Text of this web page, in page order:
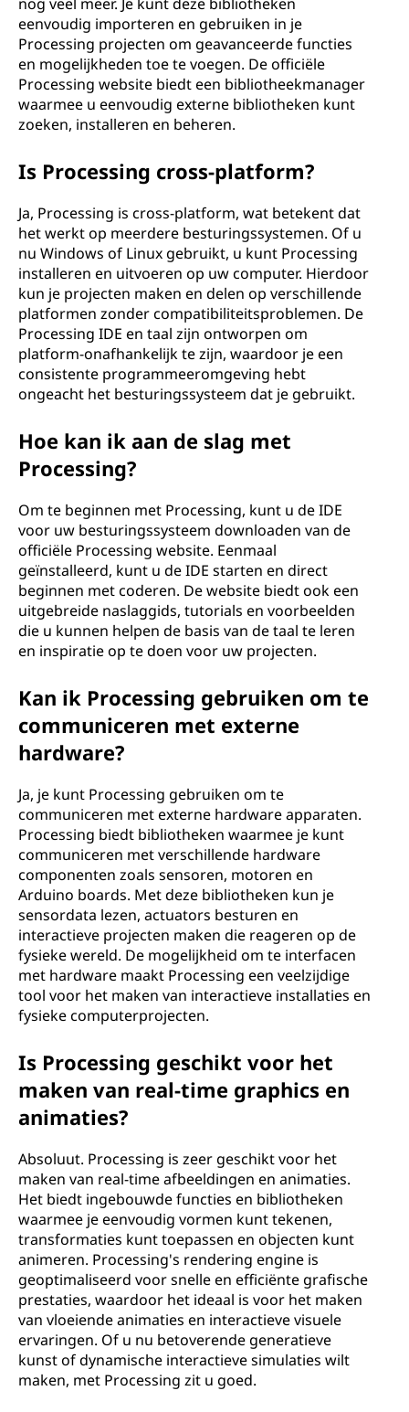
eenvoudig importeren en gebruiken in je
Processing projecten om geavanceerde functies
en mogelijkheden toe te voegen. De officiële
Processing website biedt een bibliotheekmanager
waarmee u eenvoudig externe bibliotheken kunt
zoeken, installeren en beheren.
Is Processing cross-platform?
Ja, Processing is cross-platform, wat betekent dat
het werkt op meerdere besturingssystemen. Of u
nu Windows of Linux gebruikt, u kunt Processing
installeren en uitvoeren op uw computer. Hierdoor
kun je projecten maken en delen op verschillende
platformen zonder compatibiliteitsproblemen. De
Processing IDE en taal zijn ontworpen om
platform-onafhankelijk te zijn, waardoor je een
consistente programmeeromgeving hebt
ongeacht het besturingssysteem dat je gebruikt.
Hoe kan ik aan de slag met
Processing?
Om te beginnen met Processing, kunt u de IDE
voor uw besturingssysteem downloaden van de
officiële Processing website. Eenmaal
geïnstalleerd, kunt u de IDE starten en direct
beginnen met coderen. De website biedt ook een
uitgebreide naslaggids, tutorials en voorbeelden
die u kunnen helpen de basis van de taal te leren
en inspiratie op te doen voor uw projecten.
Kan ik Processing gebruiken om te
communiceren met externe
hardware?
Ja, je kunt Processing gebruiken om te
communiceren met externe hardware apparaten.
Processing biedt bibliotheken waarmee je kunt
communiceren met verschillende hardware
componenten zoals sensoren, motoren en
Arduino boards. Met deze bibliotheken kun je
sensordata lezen, actuators besturen en
interactieve projecten maken die reageren op de
fysieke wereld. De mogelijkheid om te interfacen
met hardware maakt Processing een veelzijdige
tool voor het maken van interactieve installaties en
fysieke computerprojecten.
Is Processing geschikt voor het
maken van real-time graphics en
animaties?
Absoluut. Processing is zeer geschikt voor het
maken van real-time afbeeldingen en animaties.
Het biedt ingebouwde functies en bibliotheken
waarmee je eenvoudig vormen kunt tekenen,
transformaties kunt toepassen en objecten kunt
animeren. Processing's rendering engine is
geoptimaliseerd voor snelle en efficiënte grafische
prestaties, waardoor het ideaal is voor het maken
van vloeiende animaties en interactieve visuele
ervaringen. Of u nu betoverende generatieve
kunst of dynamische interactieve simulaties wilt
maken, met Processing zit u goed.